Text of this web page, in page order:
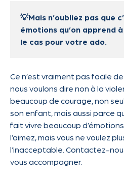
💡Mais n’oubliez pas que
émotions qu’on apprend
le cas pour votre ado.
Ce n’est vraiment pas facile
nous voulons dire non à la
beaucoup de courage, non
son enfant, mais aussi parce
fait vivre beaucoup
l’aimez, mais vous ne voulez
l’inacceptable. Contactez-
vous accompagner.